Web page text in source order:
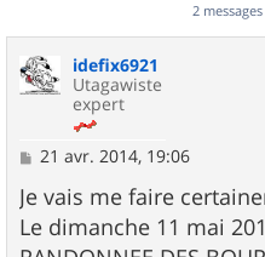
2 messages
idefix6921
Utagawiste
expert
M
s
s
a
g
21 avr. 2014, 19:06
Je vais me faire
Le dimanche 11 mai